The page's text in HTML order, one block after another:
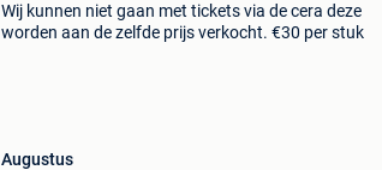
Wij kunnen niet gaan met tickets via de cera deze
worden aan de zelfde prijs verkocht. €30 per stuk
Augustus